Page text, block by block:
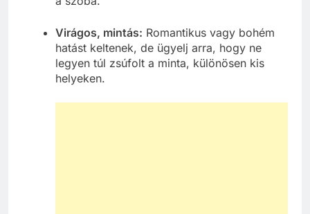
Virágos, mintás: Romantikus vagy bohém
hatást keltenek, de ügyelj arra, hogy ne
legyen túl zsúfolt a minta, különösen kis
helyeken.